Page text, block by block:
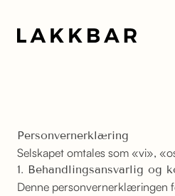
Personvernerklæring
Selskapet omtales som «vi»,
1. Behandlingsansvarlig og
Denne personvernerklæringen